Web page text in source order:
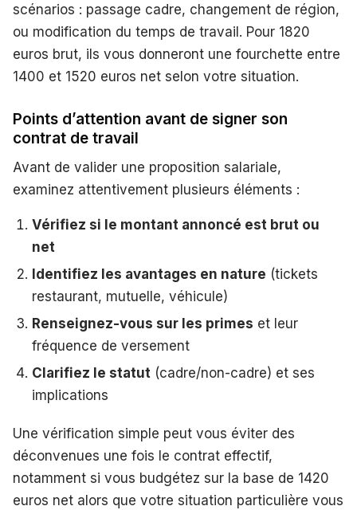
scénarios : passage cadre, changement de région,
ou modification du temps de travail. Pour 1820
euros brut, ils vous donneront une fourchette entre
1400 et 1520 euros net selon votre situation.
Points d’attention avant de signer son
contrat de travail
Avant de valider une proposition salariale,
examinez attentivement plusieurs éléments :
Vérifiez si le montant annoncé est brut ou
net
Identifiez les avantages en nature (tickets
restaurant, mutuelle, véhicule)
Renseignez-vous sur les primes et leur
fréquence de versement
Clarifiez le statut (cadre/non-cadre) et ses
implications
Une vérification simple peut vous éviter des
déconvenues une fois le contrat effectif,
notamment si vous budgétez sur la base de 1420
euros net alors que votre situation particulière vous